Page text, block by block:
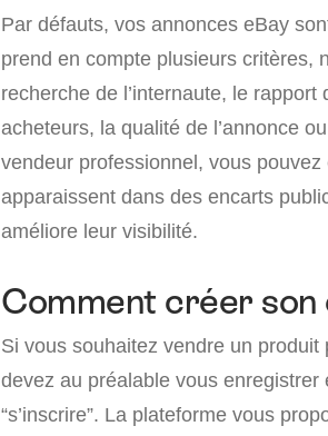
Par défauts, vos annonces eBay
prend en compte plusieurs critères,
recherche de l’internaute, le
acheteurs, la qualité de l’annonce
vendeur professionnel, vous pouvez
apparaissent dans des encarts
améliore leur visibilité.
Comment créer son
Si vous souhaitez vendre un
devez au préalable vous enregistrer
“s’inscrire”. La plateforme vous